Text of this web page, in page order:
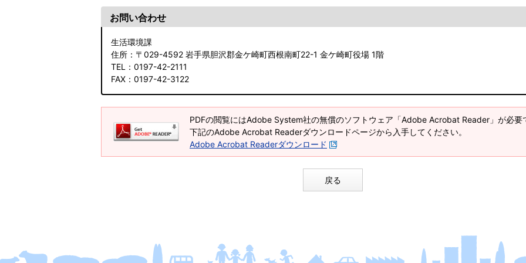
お問い合わせ
生活環境課
住所 ：〒029-4592 岩手県胆沢郡金ケ崎町西根南町22-1 金ケ崎町役場 1階
TEL
：0197-42-2111
FAX ：0197-42-3122
PDFの閲覧にはAdobe System社の無償のソフトウェア「Adobe Acrobat Reader」が必要
下記のAdobe Acrobat Readerダウンロードページから入手してください。
Adobe Acrobat Readerダウンロード
戻る